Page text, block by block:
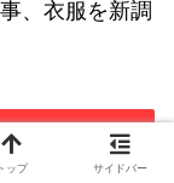
、衣服を新調
直
トップ サイドバー